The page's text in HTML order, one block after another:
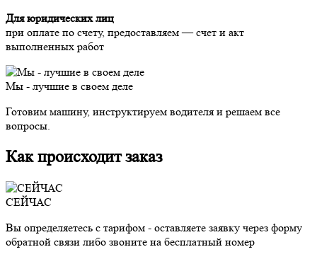
Для юридических лиц
при оплате по счету, предоставляем — счет и акт
выполненных работ
Мы - лучшие в своем деле
Готовим машину, инструктируем водителя и решаем все
вопросы.
Как происходит заказ
СЕЙЧАС
Вы определяетесь с тарифом - оставляете заявку через форму
обратной связи либо звоните на бесплатный номер